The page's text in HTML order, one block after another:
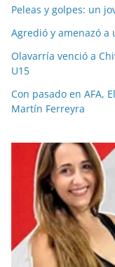
Peleas y golpes: un
Agredió y amenazó
Olavarría venció a
U15
Con pasado en AFA,
Martín Ferreyra